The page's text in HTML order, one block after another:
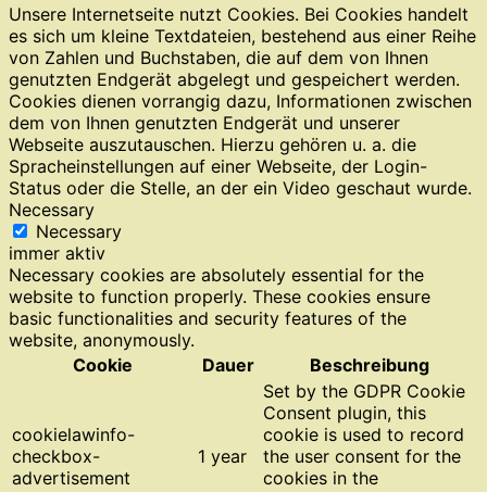
Unsere Internetseite nutzt Cookies. Bei Cookies handelt
es sich um kleine Textdateien, bestehend aus einer Reihe
von Zahlen und Buchstaben, die auf dem von Ihnen
genutzten Endgerät abgelegt und gespeichert werden.
Cookies dienen vorrangig dazu, Informationen zwischen
dem von Ihnen genutzten Endgerät und unserer
Webseite auszutauschen. Hierzu gehören u. a. die
Spracheinstellungen auf einer Webseite, der Login-
Status oder die Stelle, an der ein Video geschaut wurde.
Necessary
Necessary
immer aktiv
Necessary cookies are absolutely essential for the
website to function properly. These cookies ensure
basic functionalities and security features of the
website, anonymously.
Cookie
Dauer Beschreibung
cookielawinfo-
checkbox-
advertisement
1 year
Set by the GDPR Cookie
Consent plugin, this
cookie is used to record
the user consent for the
cookies in the